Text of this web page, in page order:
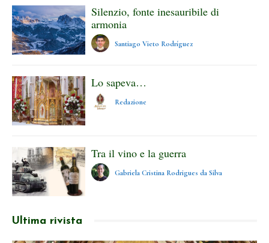
Silenzio, fonte inesauribile di
armonia
Santiago Vieto Rodríguez
Lo sapeva…
Redazione
Tra il vino e la guerra
Gabriela Cristina Rodrigues da Silva
Ultima rivista